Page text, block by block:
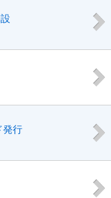
発行